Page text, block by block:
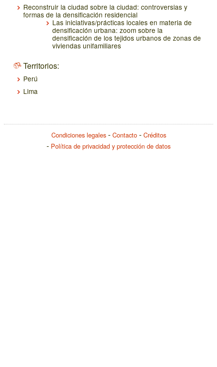
Reconstruir la ciudad sobre la ciudad: controversias y
formas de la densificación residencial
Las iniciativas/prácticas locales en materia de
densificación urbana: zoom sobre la
densificación de los tejidos urbanos de zonas de
viviendas unifamiliares
Territorios:
Perú
Lima
Condiciones legales Contacto
Créditos
Política de privacidad y protección de datos